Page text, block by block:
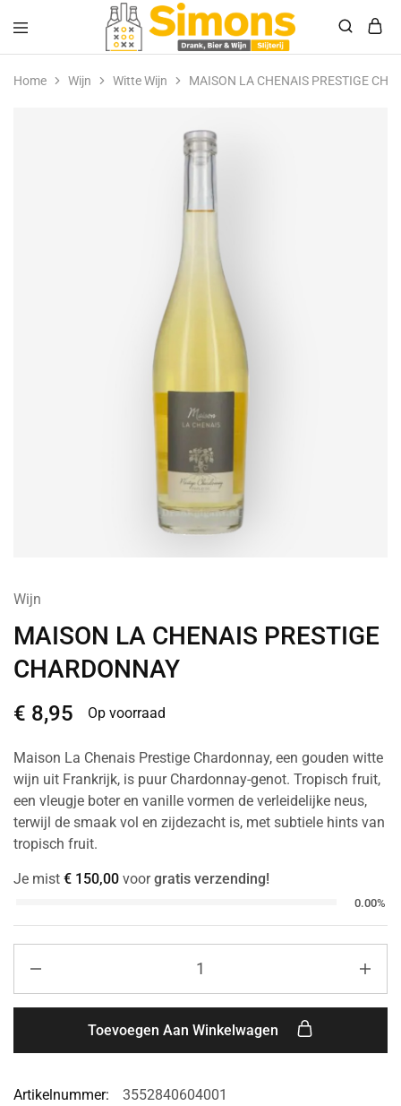
Simonsdrank.nl
Drank,
Bier
&
Home Wijn Witte Wijn MAISON LA CHENAIS PRESTIGE
Wijn
MAISON LA CHENAIS PRESTIGE
CHARDONNAY
€ 8,95 Op voorraad
Maison La Chenais Prestige Chardonnay, een gouden witte
wijn uit Frankrijk, is puur Chardonnay-genot. Tropisch fruit,
een vleugje boter en vanille vormen de verleidelijke neus,
terwijl de smaak vol en zijdezacht is, met subtiele hints van
tropisch fruit.
Je mist € 150,00 voorgratis verzending!
0.00%
Toevoegen Aan Winkelwagen
Artikelnummer:
3552840604001